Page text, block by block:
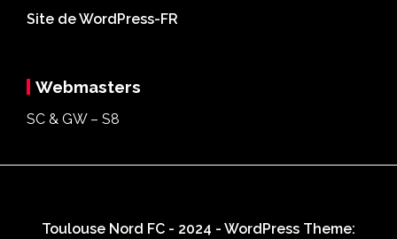
Site de WordPress-FR
Webmasters
SC & GW – S8
Toulouse Nord FC - 2024 - WordPress Theme: